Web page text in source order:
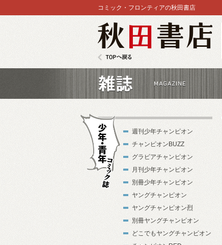
コミック・フロンティアの秋田書店
週刊少年チャンピオン
チャンピオンBUZZ
グラビアチャンピオン
月刊少年チャンピオン
別冊少年チャンピオン
ヤングチャンピオン
ヤングチャンピオン烈
別冊ヤングチャンピオン
どこでもヤングチャンピオン